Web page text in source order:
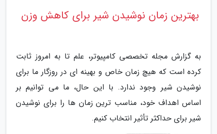
بهترین زمان نوشیدن شیر برای کاهش وزن
به گزارش مجله تخصصی کامپیوتر، علم تا به امروز ثابت
کرده است که هیچ زمان خاص و بهینه ای در روزگار ما برای
نوشیدن شیر وجود ندارد. با این حال، ما می توانیم بر
اساس اهداف خود، مناسب ترین زمان ها را برای نوشیدن
شیر برای حداکثر تأثیر انتخاب کنیم.